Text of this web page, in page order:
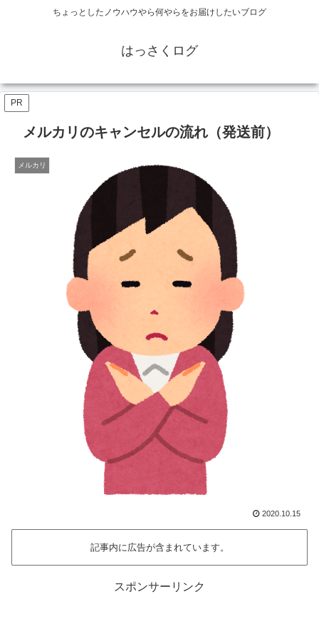
ちょっとしたノウハウやら何やらをお届けしたいブログ
はっさくログ
PR
メルカリのキャンセルの流れ（発送前）
メルカリ
2020.10.15
記事内に広告が含まれています。
スポンサーリンク